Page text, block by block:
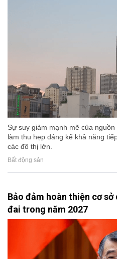
Sự suy giảm mạnh mẽ của
làm thu hẹp đáng kể khả năng
các đô thị lớn.
Bất động sản
Bảo đảm hoàn thiện cơ
đai trong năm 2027